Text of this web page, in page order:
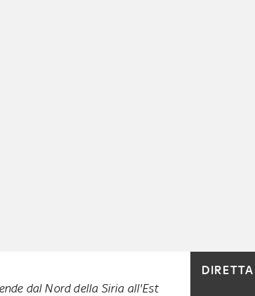
dal Nord della Siria all'Est
DIRETTA